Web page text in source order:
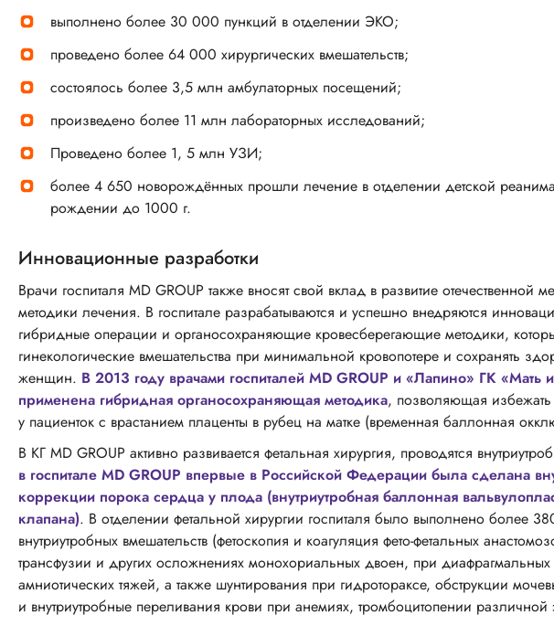
выполнено более 30 000 пункций в отделении ЭКО;
проведено более 64 000 хирургических вмешательств;
состоялось более 3,5 млн амбулаторных посещений;
произведено более 11 млн лабораторных исследований;
Проведено более 1, 5 млн УЗИ;
более 4 650 новорождённых прошли лечение в отделении детской
рождении до 1000 г.
Инновационные разработки
Врачи госпиталя MD GROUP также вносят свой вклад в развитие
методики лечения. В госпитале разрабатываются и успешно внедряются
гибридные операции и органосохраняющие кровесберегающие методики,
гинекологические вмешательства при минимальной кровопотере и сохранять
женщин. В 2013 году врачами госпиталей MD GROUP и «Лапино» ГК «Мать
применена гибридная органосохраняющая методика, позволяющая
у пациенток с врастанием плаценты в рубец на матке (временная баллонная
В КГ MD GROUP активно развивается фетальная хирургия, проводятся
в госпитале MD GROUP впервые в Российской Федерации была сделана
коррекции порока сердца у плода (внутриутробная баллонная
клапана). В отделении фетальной хирургии госпиталя было выполнено более
внутриутробных вмешательств (фетоскопия и коагуляция фето-фетальных
трансфузии и других осложнениях монохориальных двоен, при
амниотических тяжей, а также шунтирования при гидротораксе, обструкции
и внутриутробные переливания крови при анемиях, тромбоцитопении различной